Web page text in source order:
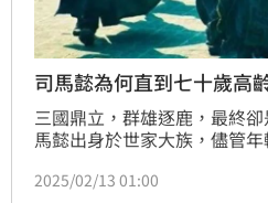
司馬懿為何直到七十歲高
三國鼎立，群雄逐鹿，最終
馬懿出身於世家大族，儘管
過，好在他贏在壽命夠長，熬
2025/02/13 01:00